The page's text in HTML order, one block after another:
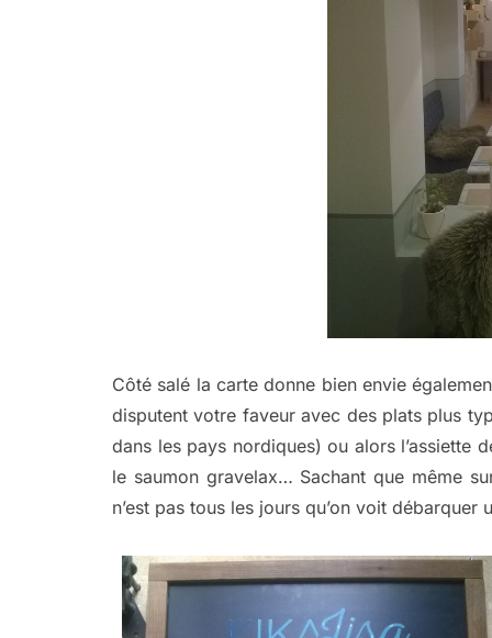
Côté salé la carte donne bien envie
disputent votre faveur avec des plats plus
dans les pays nordiques) ou alors l’assiette
le saumon gravelax… Sachant que même
n’est pas tous les jours qu’on voit